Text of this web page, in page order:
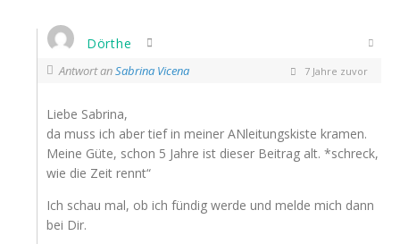
Dörthe
Antwort anSabrina Vicena 7 Jahre zuvor
Liebe Sabrina,
da muss ich aber tief in meiner ANleitungskiste kramen.
Meine Güte, schon 5 Jahre ist dieser Beitrag alt. *schreck,
wie die Zeit rennt“
Ich schau mal, ob ich fündig werde und melde mich dann
bei Dir.